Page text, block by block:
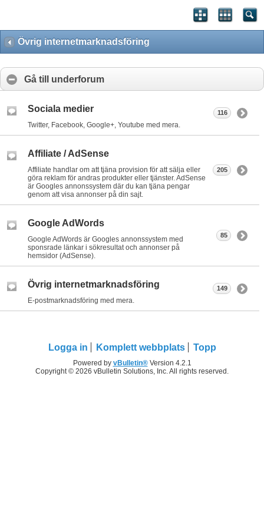
Övrig internetmarknadsföring
Gå till underforum
Sociala medier
Twitter, Facebook, Google+, Youtube med mera.
116
Affiliate / AdSense
Affiliate handlar om att tjäna provision för att sälja eller
göra reklam för andras produkter eller tjänster. AdSense
är Googles annonssystem där du kan tjäna pengar
genom att visa annonser på din sajt.
205
Google AdWords
Google AdWords är Googles annonssystem med
sponsrade länkar i sökresultat och annonser på
hemsidor (AdSense).
85
Övrig internetmarknadsföring
E-postmarknadsföring med mera.
149
Logga in Komplett webbplats Topp
Powered by vBulletin®Version 4.2.1
Copyright © 2026 vBulletin Solutions, Inc. All rights reserved.